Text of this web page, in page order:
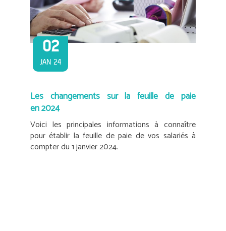
02
JAN 24
Les changements sur la feuille de paie
en 2024
Voici les principales informations à connaître
pour établir la feuille de paie de vos salariés à
compter du 1 janvier 2024.